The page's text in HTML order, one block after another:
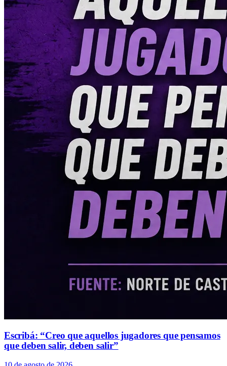
Escribá: “Creo que aquellos jugadores que pensamos
que deben salir, deben salir”